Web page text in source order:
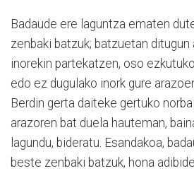
Badaude ere laguntza ematen
zenbaki batzuk; batzuetan ditugun
inorekin partekatzen, oso
edo ez dugulako inork gure
Berdin gerta daiteke gertuko
arazoren bat duela hauteman,
lagundu, bideratu. Esandakoa,
beste zenbaki batzuk, hona